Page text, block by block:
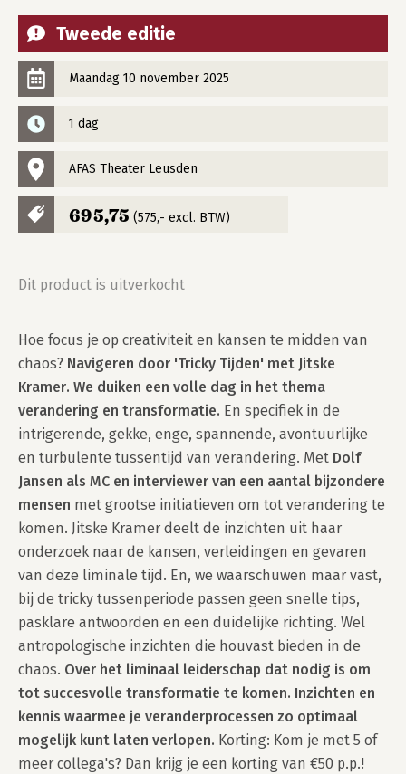
Tweede editie
Maandag 10 november 2025
1 dag
AFAS Theater Leusden
695,75 (575,- excl. BTW)
Dit product is uitverkocht
Hoe focus je op creativiteit en kansen te midden van
chaos? Navigeren door 'Tricky Tijden' met Jitske
Kramer. We duiken een volle dag in het thema
verandering en transformatie. En specifiek in de
intrigerende, gekke, enge, spannende, avontuurlijke
en turbulente tussentijd van verandering. Met Dolf
Jansen als MC en interviewer van een aantal bijzondere
mensen met grootse initiatieven om tot verandering te
komen. Jitske Kramer deelt de inzichten uit haar
onderzoek naar de kansen, verleidingen en gevaren
van deze liminale tijd. En, we waarschuwen maar vast,
bij de tricky tussenperiode passen geen snelle tips,
pasklare antwoorden en een duidelijke richting. Wel
antropologische inzichten die houvast bieden in de
chaos. Over het liminaal leiderschap dat nodig is om
tot succesvolle transformatie te komen. Inzichten en
kennis waarmee je veranderprocessen zo optimaal
mogelijk kunt laten verlopen. Korting: Kom je met 5 of
meer collega's? Dan krijg je een korting van €50 p.p.!